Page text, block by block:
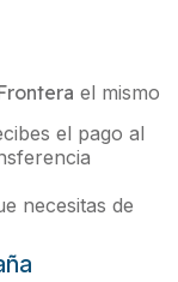
el mismo
el pago al
necesitas de